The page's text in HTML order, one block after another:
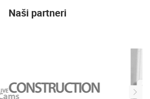
Naši partneri